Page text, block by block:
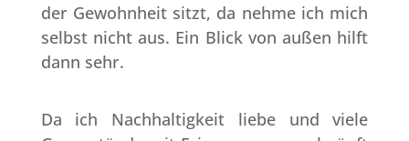
der Gewohnheit sitzt, da nehme ich mich
selbst nicht aus. Ein Blick von außen hilft
dann sehr.
Da ich Nachhaltigkeit liebe und viele